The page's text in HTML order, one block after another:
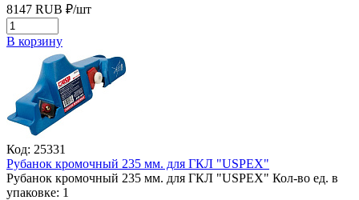
8147 RUB ₽/шт
В корзину
Код: 25331
Рубанок кромочный 235 мм. для ГКЛ "USPEХ"
Рубанок кромочный 235 мм. для ГКЛ "USPEХ" Кол-во ед. в
упаковке: 1